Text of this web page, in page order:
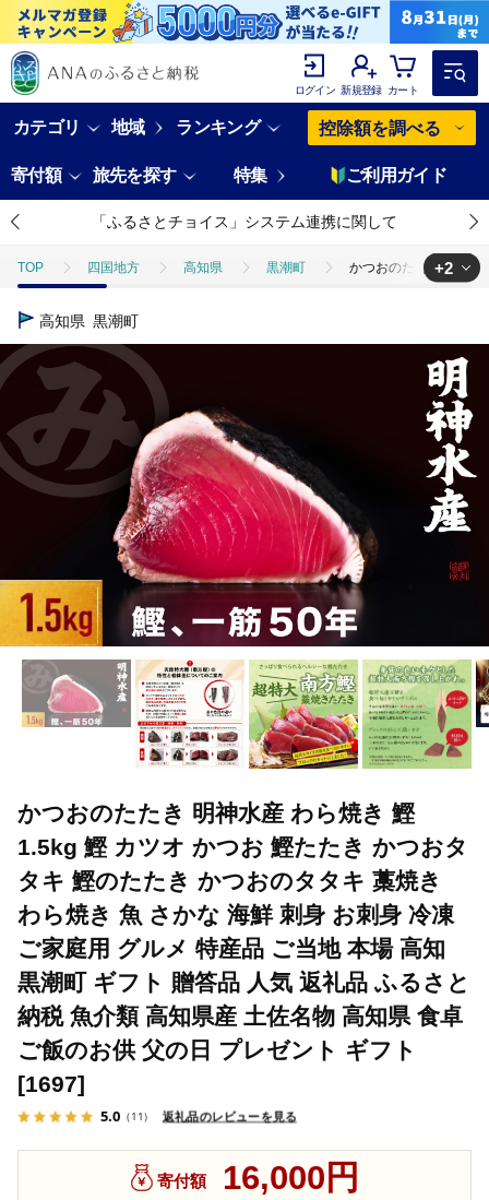
ログイン 新規登録 カート
カテゴリ 地域 ランキング 控除額を調べる
寄付額 旅先を探す 特集 ご利用ガイド
「ふるさとチョイス」システム連携に関して
TOP 四国地方 高知県 黒潮町 かつおのたたき 明神水
TOP
TOP 加工食品
+2
高知県 黒潮町
かつおのたたき 明神水産 わら焼き 鰹
1.5kg 鰹 カツオ かつお 鰹たたき かつおタ
タキ 鰹のたたき かつおのタタキ 藁焼き
わら焼き 魚 さかな 海鮮 刺身 お刺身 冷凍
ご家庭用 グルメ 特産品 ご当地 本場 高知
黒潮町 ギフト 贈答品 人気 返礼品 ふるさと
納税 魚介類 高知県産 土佐名物 高知県 食卓
ご飯のお供 父の日 プレゼント ギフト
[1697]
5.0 （11） 返礼品のレビューを見る
寄付額 16,000円